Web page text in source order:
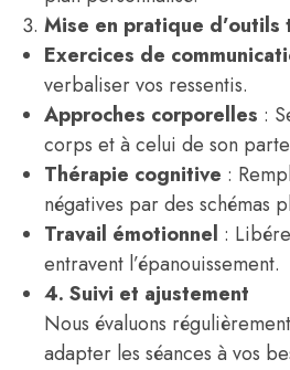
Mise en pratique d’outils
Exercices de
verbaliser vos ressentis.
Approches corporelles :
corps et à celui de son
Thérapie cognitive :
négatives par des schémas
Travail émotionnel :
entravent l’épanouissement.
4. Suivi et ajustement
Nous évaluons
adapter les séances à vos